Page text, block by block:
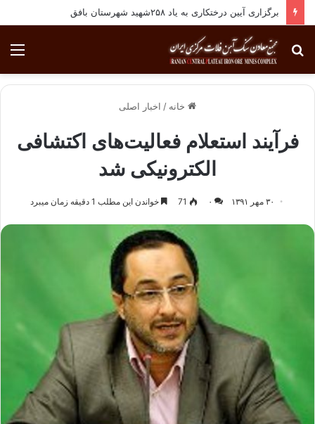
برگزاری آیین درختکاری به یاد ۲۵۸شهید شهرستان بافق
جستجو
برای
خانه / اخبار اصلی
فرآیند استعلام فعالیت‌های اکتشافی
الکترونیکی شد
۳۰ مهر ۱۳۹۱ ۰ 71 خواندن این مطلب 1 دقیقه زمان میبرد